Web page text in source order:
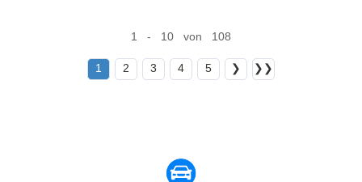
1 - 10 von 108
1 2 3 4 5 ❯ ❯❯